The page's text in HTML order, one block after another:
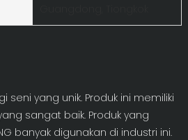
seni yang unik. Produk ini memiliki
sangat baik. Produk yang
banyak digunakan di industri ini.